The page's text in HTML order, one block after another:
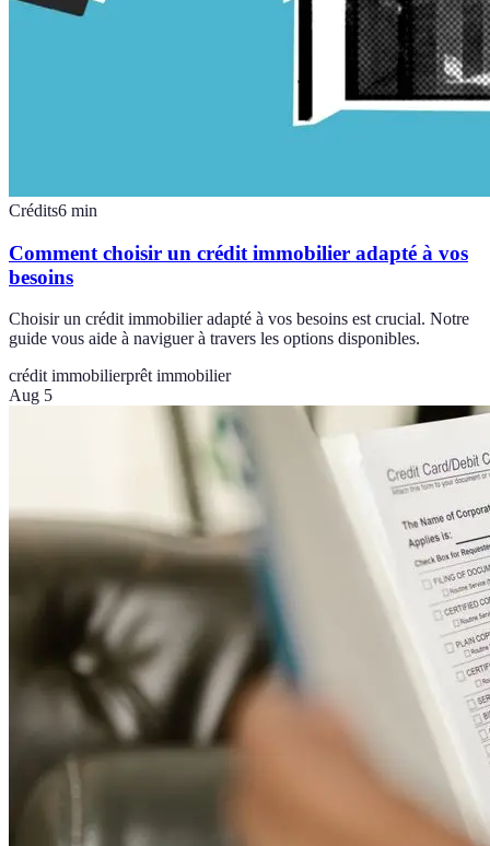
Crédits6 min
Comment choisir un crédit immobilier adapté à vos
besoins
Choisir un crédit immobilier adapté à vos besoins est crucial. Notre
guide vous aide à naviguer à travers les options disponibles.
crédit immobilierprêt immobilier
Aug 5